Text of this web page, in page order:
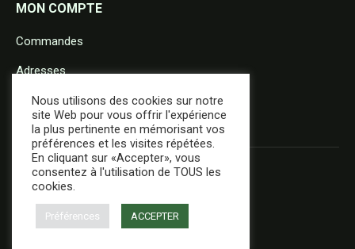
MON COMPTE
Commandes
Adresses
Détails du compte
+ d'infos
Nous utilisons des cookies sur notre
site Web pour vous offrir l'expérience
la plus pertinente en mémorisant vos
préférences et les visites répétées.
En cliquant sur «Accepter», vous
consentez à l'utilisation de TOUS les
cookies.
Préférences ACCEPTER